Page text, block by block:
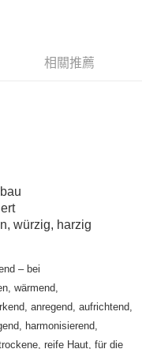
相關推薦
würzig, harzig
– bei
wärmend,
anregend, aufrichtend,
harmonisierend,
reife Haut, für die